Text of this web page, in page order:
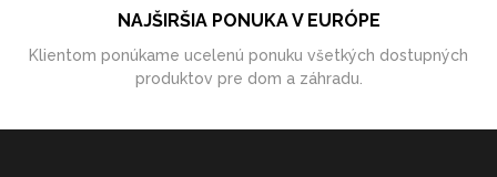
NAJŠIRŠIA PONUKA V EURÓPE
Klientom ponúkame ucelenú ponuku všetkých dostupných
produktov pre dom a záhradu.